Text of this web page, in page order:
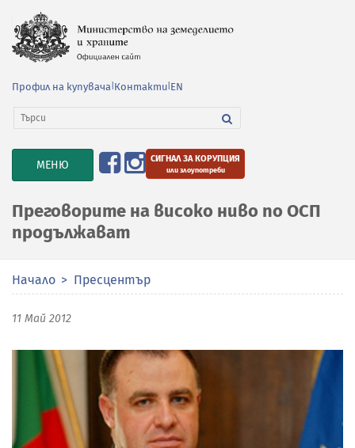
Профил на купувача Контакти EN
TOGGLE
NAVIGATION
МЕНЮ СИГНАЛ ЗА КОРУПЦИЯ
или злоупотреби
Преговорите на високо ниво по ОСП
продължават
Начало Пресцентър
11 Май 2012